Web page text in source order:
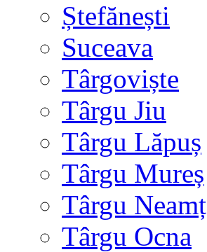
Ștefănești
Suceava
Târgoviște
Târgu Jiu
Târgu Lăpuș
Târgu Mureș
Târgu Neamț
Târgu Ocna